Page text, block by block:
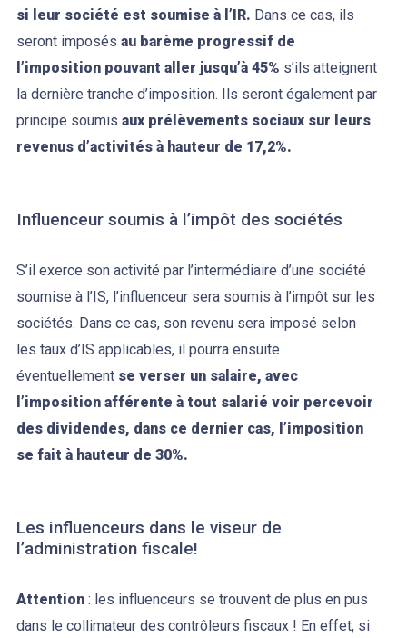
si leur société est soumise à l’IR. Dans ce cas, ils
seront imposés au barème progressif de
l’imposition pouvant aller jusqu’à 45% s’ils atteignent
la dernière tranche d’imposition. Ils seront également par
principe soumis aux prélèvements sociaux sur leurs
revenus d’activités à hauteur de 17,2%.
Influenceur soumis à l’impôt des sociétés
S’il exerce son activité par l’intermédiaire d’une société
soumise à l’IS, l’influenceur sera soumis à l’impôt sur les
sociétés. Dans ce cas, son revenu sera imposé selon
les taux d’IS applicables, il pourra ensuite
éventuellement se verser un salaire, avec
l’imposition afférente à tout salarié voir percevoir
des dividendes, dans ce dernier cas, l’imposition
se fait à hauteur de 30%.
Les influenceurs dans le viseur de
l’administration fiscale!
Attention : les influenceurs se trouvent de plus en pus
dans le collimateur des contrôleurs fiscaux ! En effet, si